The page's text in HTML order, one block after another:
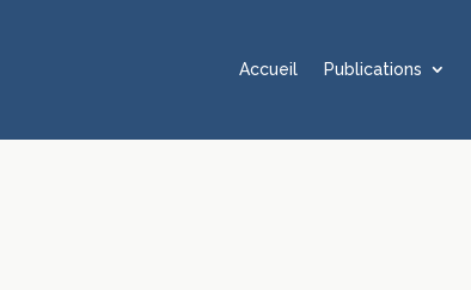
Accueil Publications